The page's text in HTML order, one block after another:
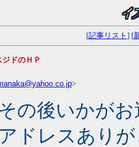
[記事リスト ] [
ドのＨＰ
>
の後いかが
ドレスあり